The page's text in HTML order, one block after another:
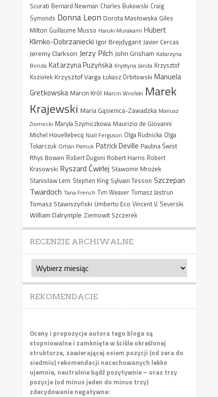
Scurati Bernard Newman Charles Bukowski Craig
Symonds Donna Leon Dorota Masłowska Giles
Milton Guillaume Musso Haruki Murakami Hubert
Klimko-Dobrzaniecki Igor Brejdygant Javier Cercas
Jeremy Clarkson Jerzy Pilch John Grisham Katarzyna
Bonda Katarzyna Puzyńska Krystyna Janda Krzysztof
Koziołek Krzysztof Varga Łukasz Orbitowski Manuela
Gretkowska Marcin Król Marcin Wroński Marek
Krajewski Maria Gąsienica-Zawadzka Mariusz
Ziomecki Maryla Szymiczkowa Maurizio de Giovanni
Michel Houellebecq Niall Ferguson Olga Rudnicka Olga
Tokarczuk Orhan Pamuk Patrick Deville Paulina Świst
Rhys Bowen Robert Dugoni Robert Harris Robert
Krasowski Ryszard Ćwirlej Sławomir Mrożek
Stanisław Lem Stephen King Sylvain Tesson Szczepan
Twardoch Tana French Tim Weaver Tomasz Jastrun
Tomasz Stawiszyński Umberto Eco Vincent V. Severski
William Dalrymple Ziemowit Szczerek
RECENZJE ARCHIWALNE
Recenzje
archiwalne
REKOMENDACJE
Oceny i propozycje autora tego bloga są
stopniowalne i zamknięte w ściśle określonej
strukturze, zawierającej osiem pozycji (od zera do
siedmiu) rekomendacji nacechowanych lekko
ujemnie, neutralnie bądź pozytywnie – oraz trzy
pozycje (od minus jeden do minus trzy)
zdecydowanie negatywne: